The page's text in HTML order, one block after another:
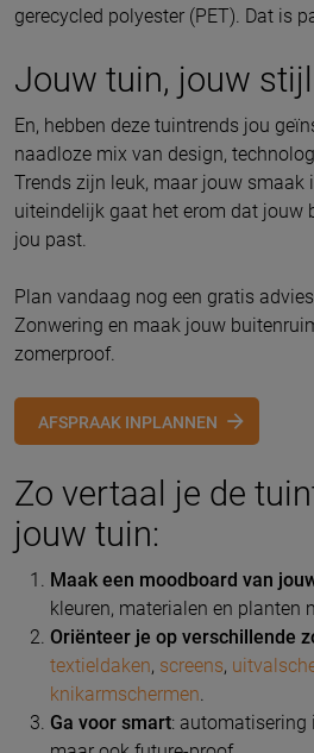
gerecycled polyester (PET). Dat is
Jouw tuin, jouw stijl
En, hebben deze tuintrends jou
naadloze mix van design,
Trends zijn leuk, maar jouw smaak
uiteindelijk gaat het erom dat jouw
jou past.
Plan vandaag nog een gratis
Zonwering en maak jouw
zomerproof.
AFSPRAAK INPLANNEN
Zo vertaal je de
jouw tuin:
Maak een moodboard van
kleuren, materialen en planten
Oriënteer je op verschillende
textieldaken, screens,
knikarmschermen.
Ga voor smart: automatisering